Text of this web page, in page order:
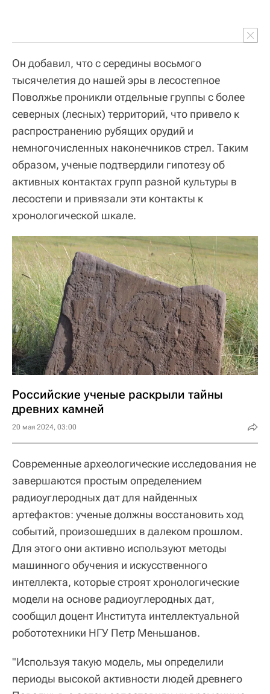
Он добавил, что с середины восьмого
тысячелетия до нашей эры в лесостепное
Поволжье проникли отдельные группы с более
северных (лесных) территорий, что привело к
распространению рубящих орудий и
немногочисленных наконечников стрел. Таким
образом, ученые подтвердили гипотезу об
активных контактах групп разной культуры в
лесостепи и привязали эти контакты к
хронологической шкале.
Российские ученые раскрыли тайны
древних камней
20 мая 2024, 03:00
Современные археологические исследования не
завершаются простым определением
радиоуглеродных дат для найденных
артефактов: ученые должны восстановить ход
событий, произошедших в далеком прошлом.
Для этого они активно используют методы
машинного обучения и искусственного
интеллекта, которые строят хронологические
модели на основе радиоуглеродных дат,
сообщил доцент Института интеллектуальной
робототехники НГУ Петр Меньшанов.
"Используя такую модель, мы определили
периоды высокой активности людей древнего